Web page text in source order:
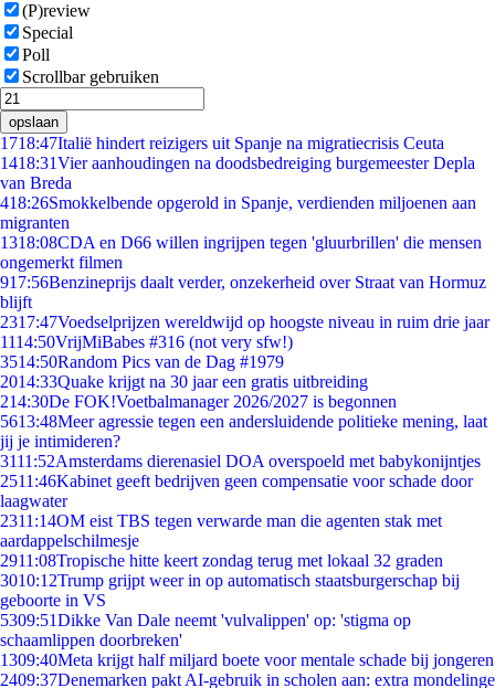
(P)review
Special
Poll
Scrollbar gebruiken
opslaan
1718:47Italië hindert reizigers uit Spanje na migratiecrisis Ceuta
1418:31Vier aanhoudingen na doodsbedreiging burgemeester Depla
van Breda
418:26Smokkelbende opgerold in Spanje, verdienden miljoenen aan
migranten
1318:08CDA en D66 willen ingrijpen tegen 'gluurbrillen' die mensen
ongemerkt filmen
917:56Benzineprijs daalt verder, onzekerheid over Straat van Hormuz
blijft
2317:47Voedselprijzen wereldwijd op hoogste niveau in ruim drie jaar
1114:50VrijMiBabes #316 (not very sfw!)
3514:50Random Pics van de Dag #1979
2014:33Quake krijgt na 30 jaar een gratis uitbreiding
214:30De FOK!Voetbalmanager 2026/2027 is begonnen
5613:48Meer agressie tegen een andersluidende politieke mening, laat
jij je intimideren?
3111:52Amsterdams dierenasiel DOA overspoeld met babykonijntjes
2511:46Kabinet geeft bedrijven geen compensatie voor schade door
laagwater
2311:14OM eist TBS tegen verwarde man die agenten stak met
aardappelschilmesje
2911:08Tropische hitte keert zondag terug met lokaal 32 graden
3010:12Trump grijpt weer in op automatisch staatsburgerschap bij
geboorte in VS
5309:51Dikke Van Dale neemt 'vulvalippen' op: 'stigma op
schaamlippen doorbreken'
1309:40Meta krijgt half miljard boete voor mentale schade bij jongeren
2409:37Denemarken pakt AI-gebruik in scholen aan: extra mondelinge